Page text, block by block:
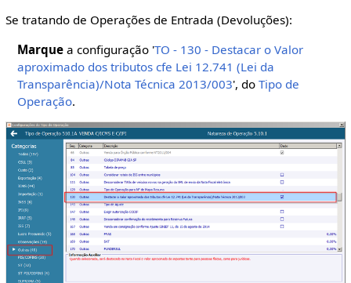
Se tratando de Operações de Entrada (Devoluções):
Marque a configuração 'TO - 130 - Destacar o Valor
aproximado dos tributos cfe Lei 12.741 (Lei da
Transparência)/Nota Técnica 2013/003', doTipo de
Operação.